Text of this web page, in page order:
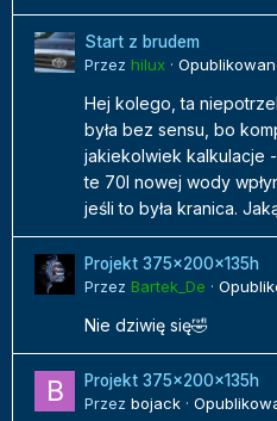
Start z brudem
Przez hilux ·
Hej kolego, ta
była bez sensu, bo
jakiekolwiek kalkulacje
te 70l nowej wody
jeśli to była kranica.
Projekt 375x200x135h
Przez Bartek_De ·
Nie dziwię się🤣
Projekt 375x200x135h
Przez bojack ·